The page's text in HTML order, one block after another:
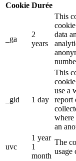
Cookie Durée
_ga
2
years
This
data
_gid 1 day
This
use a
report
where
an
uvc
1 year
1
month
The
usage